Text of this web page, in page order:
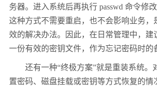
务器。进入系统后再执行 passwd 命令修改
这种方式不需要重启，也不会影响业务，
效的解决办法。因此，在日常管理中，建
一份有效的密钥文件，作为忘记密码时的
还有一种“终极方案”就是重装系统。
置密码、磁盘挂载或密钥等方式恢复的情